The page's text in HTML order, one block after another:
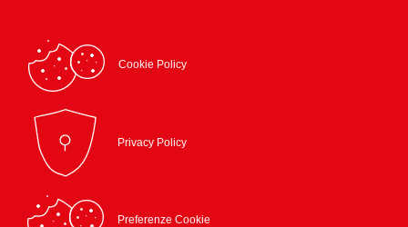
Cookie Policy
Privacy Policy
Preferenze Cookie